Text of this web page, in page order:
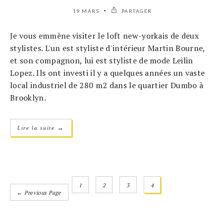
19 MARS PARTAGER
Je vous emmène visiter le loft new-yorkais de deux
stylistes. L'un est styliste d'intérieur Martin Bourne,
et son compagnon, lui est styliste de mode Leilin
Lopez. Ils ont investi il y a quelques années un vaste
local industriel de 280 m2 dans le quartier Dumbo à
Brooklyn.
Lire la suite →
← Previous Page
1 2 3 4